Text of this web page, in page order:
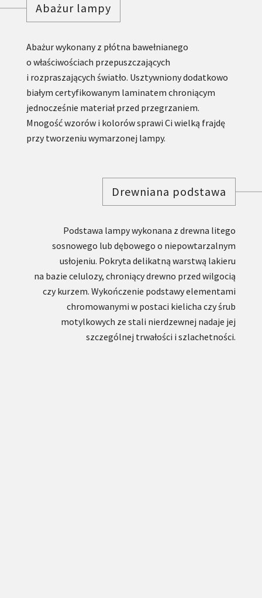
Abażur lampy
Abażur wykonany z płótna bawełnianego
o właściwościach przepuszczających
i rozpraszających światło. Usztywniony dodatkowo
białym certyfikowanym laminatem chroniącym
jednocześnie materiał przed przegrzaniem.
Mnogość wzorów i kolorów sprawi Ci wielką frajdę
przy tworzeniu wymarzonej lampy.
Drewniana podstawa
Podstawa lampy wykonana z drewna litego
sosnowego lub dębowego o niepowtarzalnym
usłojeniu. Pokryta delikatną warstwą lakieru
na bazie celulozy, chroniący drewno przed wilgocią
czy kurzem. Wykończenie podstawy elementami
chromowanymi w postaci kielicha czy śrub
motylkowych ze stali nierdzewnej nadaje jej
szczególnej trwałości i szlachetności.